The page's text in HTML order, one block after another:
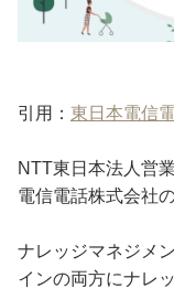
引用： 東日本電信
NTT東日本法人営
電信電話株式会社
ナレッジマネジメ
インの両方にナレ